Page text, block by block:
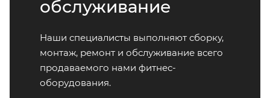
обслуживание
Наши специалисты выполняют сборку,
монтаж, ремонт и обслуживание всего
продаваемого нами фитнес-
оборудования.